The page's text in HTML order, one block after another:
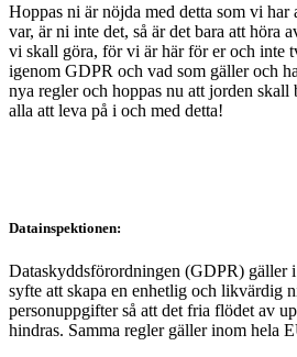
Hoppas ni är nöjda med detta som vi har
var, är ni inte det, så är det bara att höra
vi skall göra, för vi är här för er och inte
igenom GDPR och vad som gäller och
nya regler och hoppas nu att jorden skall
alla att leva på i och med detta!
Datainspektionen:
Dataskyddsförordningen (GDPR) gäller
syfte att skapa en enhetlig och likvärdig
personuppgifter så att det fria flödet av
hindras. Samma regler gäller inom hela